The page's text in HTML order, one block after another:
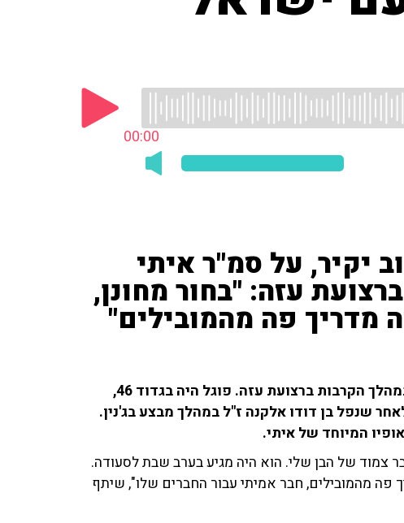
00:00
יקיר, על סמ"ר איתי
עזה: "בחור מחונן,
מדריך פה מהמובילים"
סמ"ר איתי פוגל ז"ל, בן 22 מהיישוב יקיר, נהרג במהלך הקרבות ברצועת עזה. פוגל היה בגדוד 46,
שנפל בן דודו אלקנה ז"ל במהלך מבצע בג'נין.
המיוחד של איתי.
צמוד של הבן שלי. הוא היה מגיע בערב שבת לסעודה.
פה מהמובילים, חבר אמיתי עבור החברים שלו", שיתף